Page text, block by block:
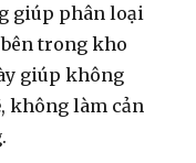
giúp phân loại
trong kho
giúp không
không làm cản